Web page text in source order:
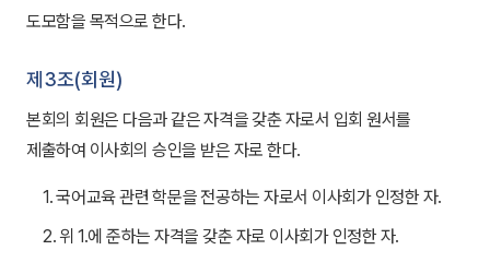
도모함을 목적으로 한다.
제3조(회원)
본회의 회원은 다음과 같은 자격을 갖춘 자로서 입회 원서를
제출하여 이사회의 승인을 받은 자로 한다.
1. 국어교육 관련 학문을 전공하는 자로서 이사회가 인정한 자.
2. 위 1.에 준하는 자격을 갖춘 자로 이사회가 인정한 자.